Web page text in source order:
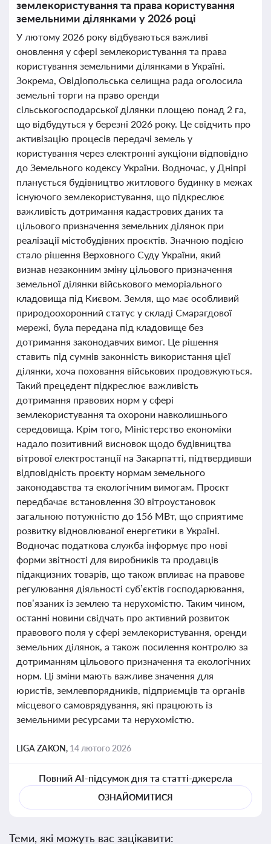
землекористування та права користування
земельними ділянками у 2026 році
У лютому 2026 року відбуваються важливі
оновлення у сфері землекористування та права
користування земельними ділянками в Україні.
Зокрема, Овідіопольська селищна рада оголосила
земельні торги на право оренди
сільськогосподарської ділянки площею понад 2 га,
що відбудуться у березні 2026 року. Це свідчить про
активізацію процесів передачі земель у
користування через електронні аукціони відповідно
до Земельного кодексу України. Водночас, у Дніпрі
планується будівництво житлового будинку в межах
існуючого землекористування, що підкреслює
важливість дотримання кадастрових даних та
цільового призначення земельних ділянок при
реалізації містобудівних проєктів. Значною подією
стало рішення Верховного Суду України, який
визнав незаконним зміну цільового призначення
земельної ділянки військового меморіального
кладовища під Києвом. Земля, що має особливий
природоохоронний статус у складі Смарагдової
мережі, була передана під кладовище без
дотримання законодавчих вимог. Це рішення
ставить під сумнів законність використання цієї
ділянки, хоча поховання військових продовжуються.
Такий прецедент підкреслює важливість
дотримання правових норм у сфері
землекористування та охорони навколишнього
середовища. Крім того, Міністерство економіки
надало позитивний висновок щодо будівництва
вітрової електростанції на Закарпатті, підтвердивши
відповідність проєкту нормам земельного
законодавства та екологічним вимогам. Проєкт
передбачає встановлення 30 вітроустановок
загальною потужністю до 156 МВт, що сприятиме
розвитку відновлюваної енергетики в Україні.
Водночас податкова служба інформує про нові
форми звітності для виробників та продавців
підакцизних товарів, що також впливає на правове
регулювання діяльності суб’єктів господарювання,
пов’язаних із землею та нерухомістю. Таким чином,
останні новини свідчать про активний розвиток
правового поля у сфері землекористування, оренди
земельних ділянок, а також посилення контролю за
дотриманням цільового призначення та екологічних
норм. Ці зміни мають важливе значення для
юристів, землевпорядників, підприємців та органів
місцевого самоврядування, які працюють із
земельними ресурсами та нерухомістю.
LIGA ZAKON, 14 лютого 2026
Повний AI-підсумок дня та статті-джерела
ОЗНАЙОМИТИСЯ
Теми, які можуть вас зацікавити: